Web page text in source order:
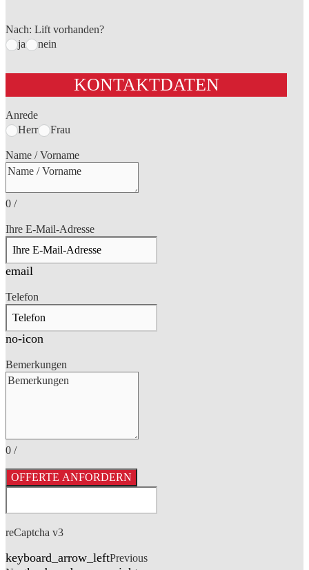
Nach: Lift vorhanden?
ja
nein
KONTAKTDATEN
Anrede
Herr
Frau
Name / Vorname
0 /
Ihre E-Mail-Adresse
email
Telefon
no-icon
Bemerkungen
0 /
OFFERTE ANFORDERN
reCaptcha v3
keyboard_arrow_leftPrevious